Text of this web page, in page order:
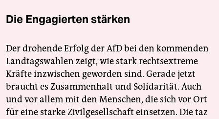
Die Engagierten stärken
Der drohende Erfolg der AfD bei den kommenden
Landtagswahlen zeigt, wie stark rechtsextreme
Kräfte inzwischen geworden sind. Gerade jetzt
braucht es Zusammenhalt und Solidarität. Auch
und vor allem mit den Menschen, die sich vor Ort
für eine starke Zivilgesellschaft einsetzen. Die taz